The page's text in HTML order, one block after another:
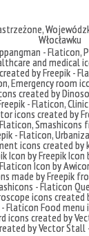
Włocławku
- Flaticon,
and medical
by Freepik -
,Emergency room
created by
- Flaticon,
icons created by
,Smashicons
- Flaticon,
icons created by
Icon by FreepikIcon
Icon by
made byFreepik
- Flaticon
icons
Flaticon Food menu
icons created by
by Vector Stall